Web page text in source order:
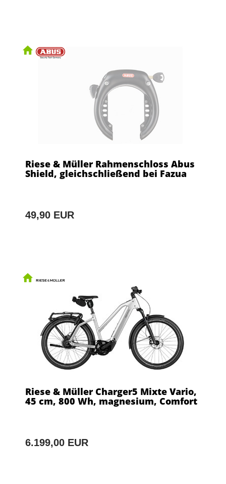
Riese & Müller Rahmenschloss Abus
Shield, gleichschließend bei Fazua
49,90 EUR
Riese & Müller Charger5 Mixte Vario,
45 cm, 800 Wh, magnesium, Comfort
6.199,00 EUR